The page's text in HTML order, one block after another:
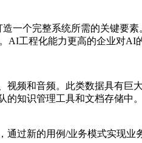
个完整系统所需的关键要
工程化能力更高的企业对AI
频和音频。此类数据具有巨
知识管理工具和文档存储中
过新的用例/业务模式实现业